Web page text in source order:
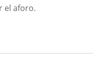
el aforo.